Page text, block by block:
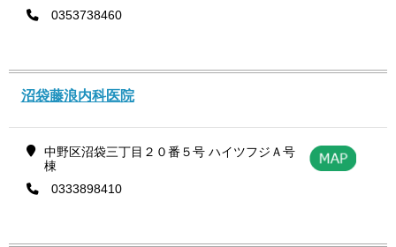
0353738460
沼袋藤浪内科医院
中野区沼袋三丁目２０番５号 ハイツフジＡ号
棟
0333898410